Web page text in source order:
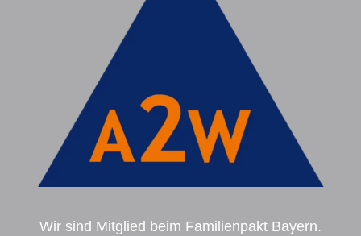
Wir sind Mitglied beim Familienpakt Bayern.